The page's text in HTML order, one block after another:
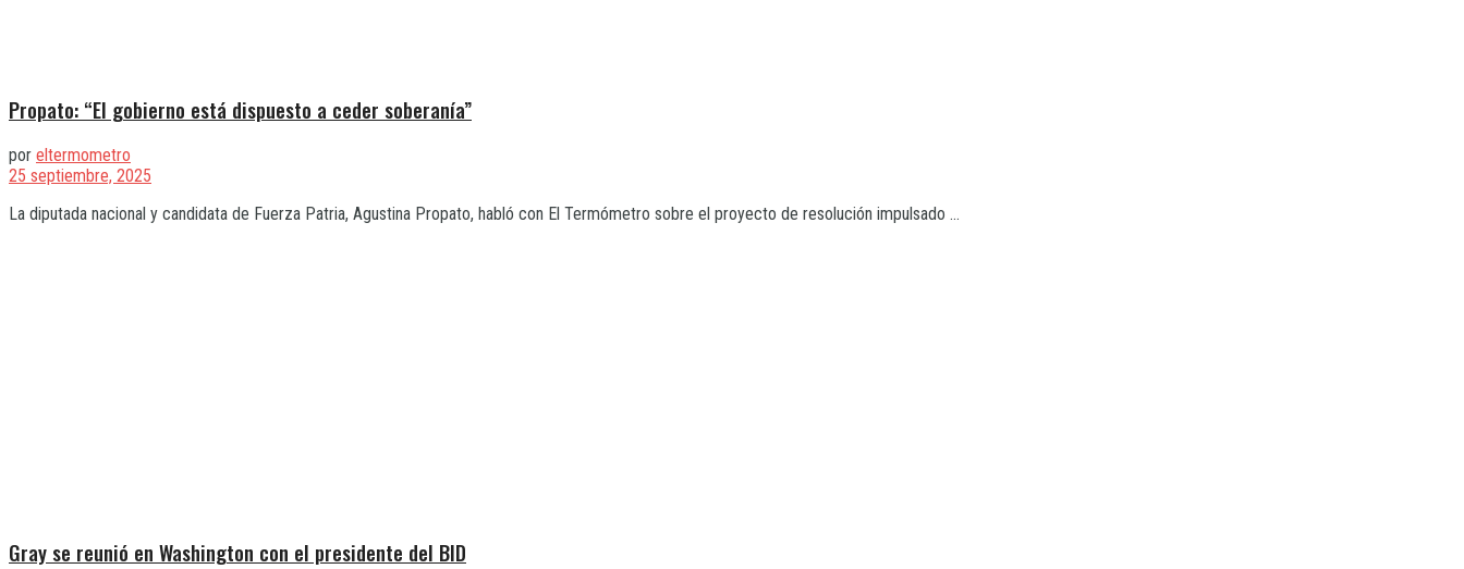
Propato: “El gobierno está dispuesto a ceder soberanía”
por eltermometro
25 septiembre, 2025
La diputada nacional y candidata de Fuerza Patria, Agustina Propato, habló con El Termómetro sobre el proyecto de resolución impulsado ...
Gray se reunió en Washington con el presidente del BID